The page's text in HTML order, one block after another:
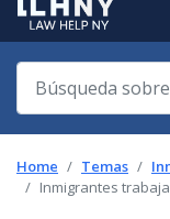
Home Temas
Inmigrantes